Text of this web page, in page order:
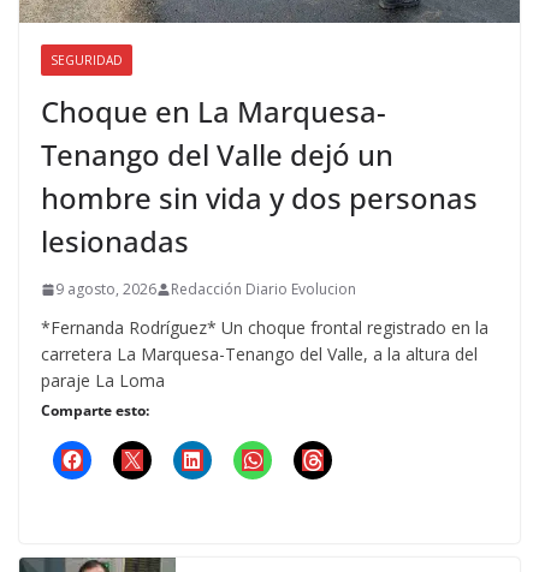
SEGURIDAD
Choque en La Marquesa-
Tenango del Valle dejó un
hombre sin vida y dos personas
lesionadas
9 agosto, 2026 Redacción Diario Evolucion
*Fernanda Rodríguez* Un choque frontal registrado en la
carretera La Marquesa-Tenango del Valle, a la altura del
paraje La Loma
Comparte esto: